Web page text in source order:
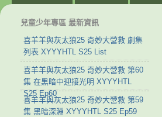
兒童少年專區 最新資訊
喜羊羊與灰太狼25 奇妙大營救 劇集
列表 XYYYHTL S25 List
喜羊羊與灰太狼25 奇妙大營救 第60
集 在黑暗中迎接光明 XYYYHTL
S25 Ep60
喜羊羊與灰太狼25 奇妙大營救 第59
集 黑暗深淵 XYYYHTL S25 Ep59